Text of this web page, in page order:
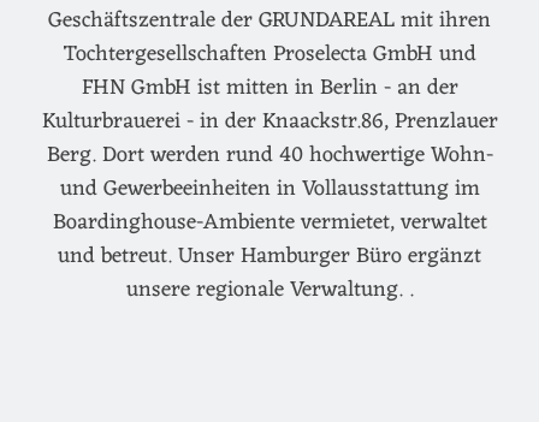
Geschäftszentrale der GRUNDAREAL mit ihren
Tochtergesellschaften Proselecta GmbH und
FHN GmbH ist mitten in Berlin - an der
Kulturbrauerei - in der Knaackstr.86, Prenzlauer
Berg. Dort werden rund 40 hochwertige Wohn-
und Gewerbeeinheiten in Vollausstattung im
Boardinghouse-Ambiente vermietet, verwaltet
und betreut. Unser Hamburger Büro ergänzt
unsere regionale Verwaltung. .